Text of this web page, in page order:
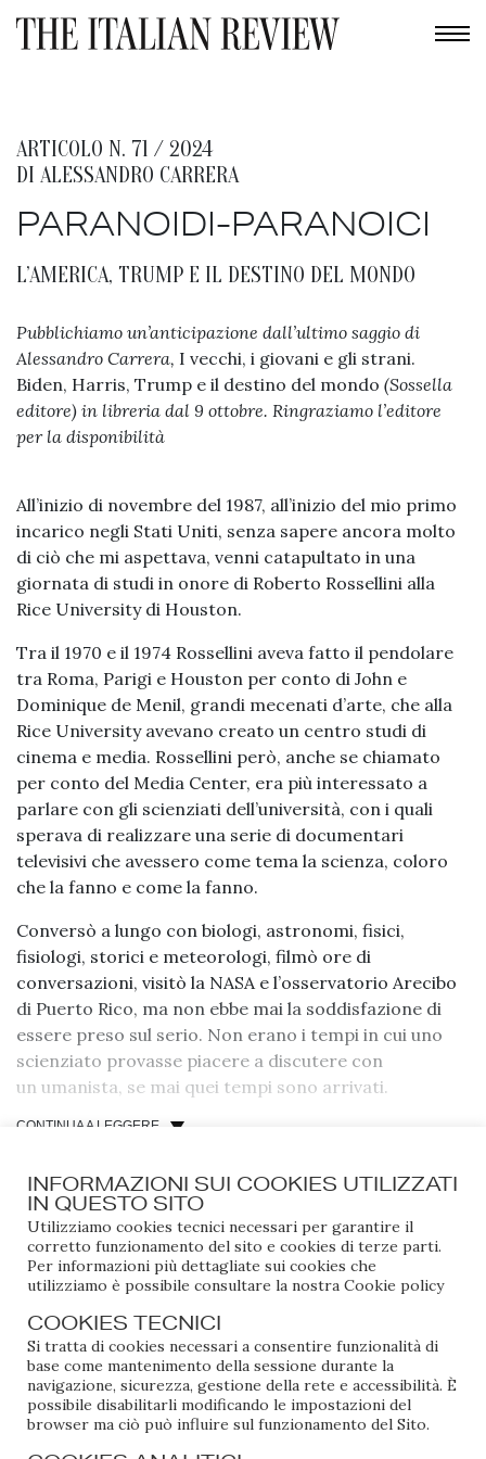
ARTICOLO N. 71 / 2024
DI ALESSANDRO CARRERA
PARANOIDI-PARANOICI
L’AMERICA, TRUMP E IL DESTINO DEL MONDO
Pubblichiamo un’anticipazione dall’ultimo saggio di
Alessandro Carrera, I vecchi, i giovani e gli strani.
Biden, Harris, Trump e il destino del mondo (Sossella
editore) in libreria dal 9 ottobre. Ringraziamo l’editore
per la disponibilità
All’inizio di novembre del 1987, all’inizio del mio primo
incarico negli Stati Uniti, senza sapere ancora molto
di ciò che mi aspettava, venni catapultato in una
giornata di studi in onore di Roberto Rossellini alla
Rice University di Houston.
Tra il 1970 e il 1974 Rossellini aveva fatto il pendolare
tra Roma, Parigi e Houston per conto di John e
Dominique de Menil, grandi mecenati d’arte, che alla
Rice University avevano creato un centro studi di
cinema e media. Rossellini però, anche se chiamato
per conto del Media Center, era più interessato a
parlare con gli scienziati dell’università, con i quali
sperava di realizzare una serie di documentari
televisivi che avessero come tema la scienza, coloro
che la fanno e come la fanno.
Conversò a lungo con biologi, astronomi, fisici,
fisiologi, storici e meteorologi, filmò ore di
conversazioni, visitò la NASA e l’osservatorio Arecibo
di Puerto Rico, ma non ebbe mai la soddisfazione di
essere preso sul serio. Non erano i tempi in cui uno
scienziato provasse piacere a discutere con
un umanista, se mai quei tempi sono arrivati.
Una sessione di quella giornata di studi del 1987 era
lunghi pranzi con Rossellini, che a quanto pare
ordinava sempre due dessert. Raccontavano
quell’esperienza, per loro trascurabile, con divertito
fastidio. Non avevano mai capito che cosa avesse in
mente quello strano signore italiano che chissà
perché voleva farli “comunicare” con chi scienziato
non era.
Di quella serie di documentari mai realizzati non
sapevano cosa dire e non mancavano di far capire che
l’intera faccenda, per quanto li riguardava, era stata
CONTINUA A LEGGERE
INFORMAZIONI SUI COOKIES UTILIZZATI
IN QUESTO SITO
Utilizziamo cookies tecnici necessari per garantire il
corretto funzionamento del sito e cookies di terze parti.
Per informazioni più dettagliate sui cookies che
utilizziamo è possibile consultare la nostra Cookie policy
COOKIES TECNICI
Si tratta di cookies necessari a consentire funzionalità di
base come mantenimento della sessione durante la
navigazione, sicurezza, gestione della rete e accessibilità. È
possibile disabilitarli modificando le impostazioni del
browser ma ciò può influire sul funzionamento del Sito.